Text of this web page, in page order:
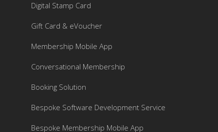
Digital Stamp Card
Gift Card & eVoucher
Membership Mobile App
Conversational Membership
Booking Solution
Bespoke Software Development Service
Bespoke Membership Mobile App